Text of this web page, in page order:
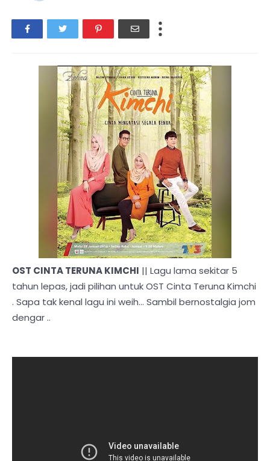
OST CINTA TERUNA KIMCHI || Lagu lama sekitar 5
tahun lepas, jadi pilihan untuk OST Cinta Teruna Kimchi
. Sapa tak kenal lagu ini weih... Sambil bernostalgia jom
dengar ..